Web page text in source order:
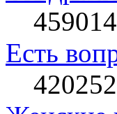
459014
Есть
420252